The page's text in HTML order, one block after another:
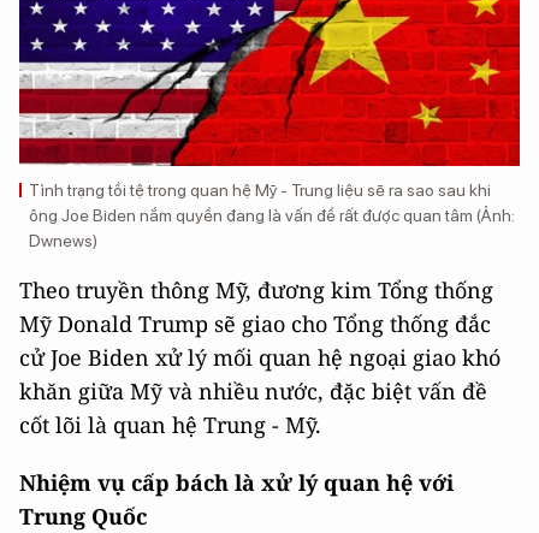
Tình trạng tồi tệ trong quan hệ Mỹ - Trung liệu sẽ ra sao sau khi
ông Joe Biden nắm quyền đang là vấn đề rất được quan tâm (Ảnh:
Dwnews)
Theo truyền thông Mỹ, đương kim Tổng thống
Mỹ Donald Trump sẽ giao cho Tổng thống đắc
cử Joe Biden xử lý mối quan hệ ngoại giao khó
khăn giữa Mỹ và nhiều nước, đặc biệt vấn đề
cốt lõi là quan hệ Trung - Mỹ.
Nhiệm vụ cấp bách là xử lý quan hệ với
Trung Quốc